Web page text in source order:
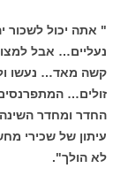
" אתה יכול לשכור
נעליים… אבל
קשה מאד… נעשו
זולים… המתפרנסים
החדר ומחדר
עיתון של שכירי
לא הולך".